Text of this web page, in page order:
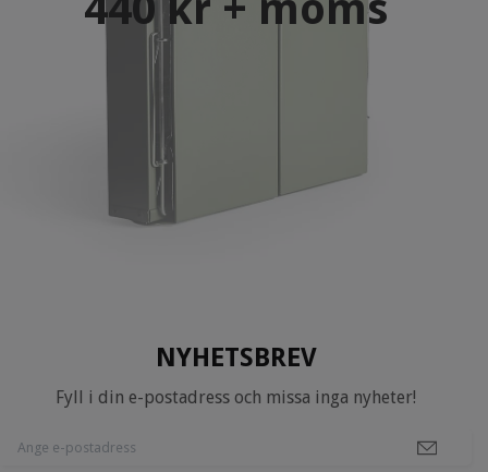
NYHETSBREV
Fyll i din e-postadress och missa inga nyheter!